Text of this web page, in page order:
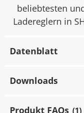
beliebtesten
Ladereglern in
Datenblatt
Downloads
Produkt FAQs (1)